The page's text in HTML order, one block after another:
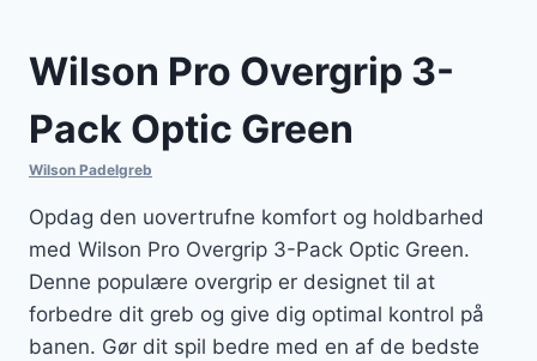
Wilson Pro Overgrip 3-
Pack Optic Green
Wilson Padelgreb
Opdag den uovertrufne komfort og holdbarhed
med Wilson Pro Overgrip 3-Pack Optic Green.
Denne populære overgrip er designet til at
forbedre dit greb og give dig optimal kontrol på
banen. Gør dit spil bedre med en af de bedste